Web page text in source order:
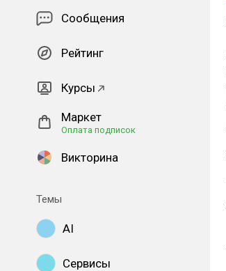
Сообщения
Рейтинг
Курсы
Маркет
Оплата подписок
Викторина
Темы
AI
Сервисы